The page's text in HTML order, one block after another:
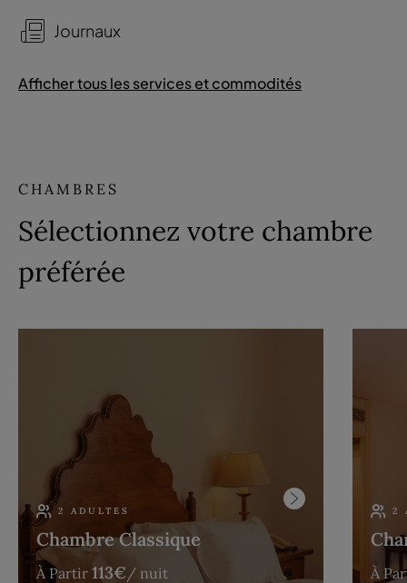
Journaux
Afficher tous les services et commodités
CHAMBRES
Sélectionnez votre chambre
préférée
2 ADULTES
Chambre Classique
À Partir 113€/ nuit
2
À